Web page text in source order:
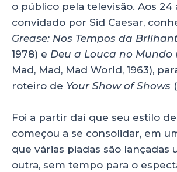
o público pela televisão. Aos 24
convidado por Sid Caesar,
Grease: Nos Tempos da
1978) e Deu a Louca no Mundo
Mad, Mad, Mad World, 1963),
roteiro de Your Show of Shows
Foi a partir daí que seu estilo
começou a se consolidar, em
que várias piadas são lançadas
outra, sem tempo para o